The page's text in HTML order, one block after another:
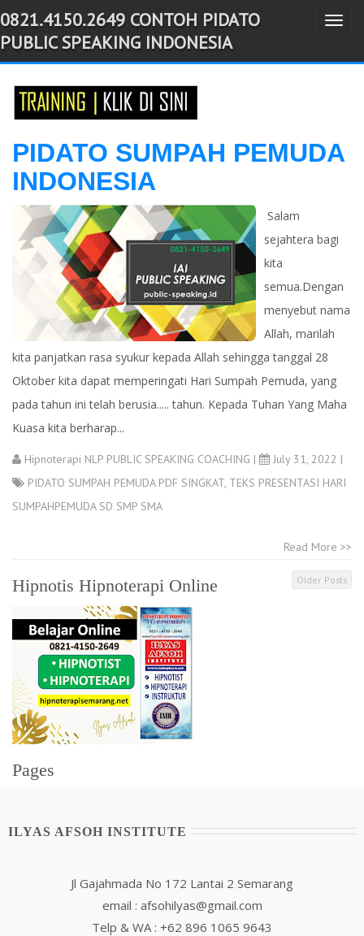
-->
T
g
n
g
t
i
o
0821.4150.2649 CONTOH PIDATO
PUBLIC SPEAKING INDONESIA
PIDATO SUMPAH PEMUDA
INDONESIA
Salam
sejahtera bagi
kita
semua.Dengan
menyebut nama
Allah, marilah
kita panjatkan rasa syukur kepada Allah sehingga tanggal 28
Oktober kita dapat memperingati Hari Sumpah Pemuda, yang
pada tahun ini telah berusia..... tahun. Kepada Tuhan Yang Maha
Kuasa kita berharap...
Hipnoterapi NLP PUBLIC SPEAKING COACHING |
July 31, 2022 |
PIDATO SUMPAH PEMUDA PDF SINGKAT, TEKS PRESENTASI HARI
SUMPAHPEMUDA SD SMP SMA
Read More >>
Older Posts
Hipnotis Hipnoterapi Online
Pages
ILYAS AFSOH INSTITUTE
Jl Gajahmada No 172 Lantai 2 Semarang
email : afsohilyas@gmail.com
Telp & WA : +62 896 1065 9643